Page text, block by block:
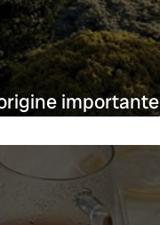
importante